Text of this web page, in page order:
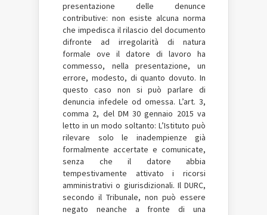
presentazione delle denunce
contributive: non esiste alcuna norma
che impedisca il rilascio del documento
difronte ad irregolarità di natura
formale ove il datore di lavoro ha
commesso, nella presentazione, un
errore, modesto, di quanto dovuto. In
questo caso non si può parlare di
denuncia infedele od omessa. L’art. 3,
comma 2, del DM 30 gennaio 2015 va
letto in un modo soltanto: L’Istituto può
rilevare solo le inadempienze già
formalmente accertate e comunicate,
senza che il datore abbia
tempestivamente attivato i ricorsi
amministrativi o giurisdizionali. Il DURC,
secondo il Tribunale, non può essere
negato neanche a fronte di una